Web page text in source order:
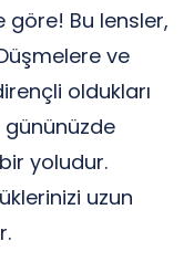
Bu lensler,
Düşmelere ve
oldukları
yoludur.
uzun